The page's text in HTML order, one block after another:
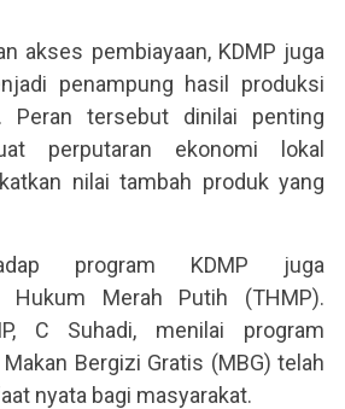
akses pembiayaan, KDMP juga
penampung hasil produksi
Peran tersebut dinilai penting
perputaran ekonomi lokal
nilai tambah produk yang
program KDMP juga
Hukum Merah Putih (THMP).
C Suhadi, menilai program
Bergizi Gratis (MBG) telah
nyata bagi masyarakat.